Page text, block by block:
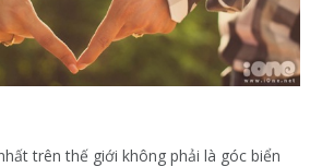
trên thế giới không phải là góc biển